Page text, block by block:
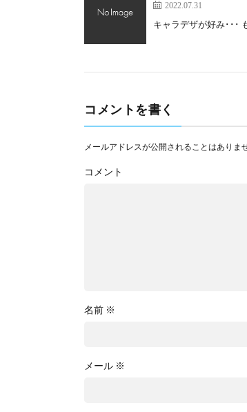
2022.07.31
キャラデザが好み･･･
コメントを書く
メールアドレスが公開されることはありませ
コメント
名前 ※
メール ※